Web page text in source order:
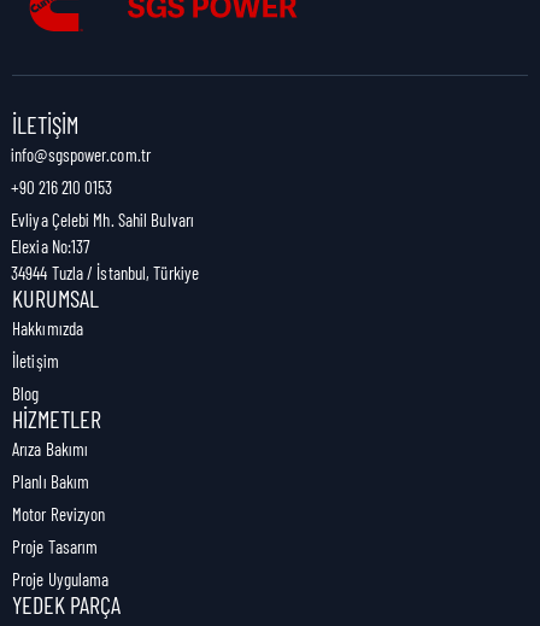
Nakliye Ağırlığı:
İLETIŞIM
info@sgspower.com.tr
+90 216 210 0153
Evliya Çelebi Mh. Sahil Bulvarı
Elexia No:137
34944 Tuzla / İstanbul, Türkiye
KURUMSAL
Hakkımızda
İletişim
Blog
HIZMETLER
Arıza Bakımı
Planlı Bakım
Motor Revizyon
Proje Tasarım
Proje Uygulama
YEDEK PARÇA